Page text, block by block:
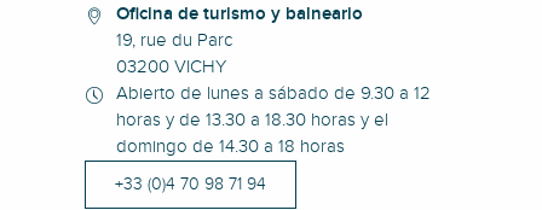
Oficina de turismo y balneario
19, rue du Parc
03200 VICHY
Abierto de lunes a sábado de 9.30 a 12
horas y de 13.30 a 18.30 horas y el
domingo de 14.30 a 18 horas
+33 (0)4 70 98 71 94